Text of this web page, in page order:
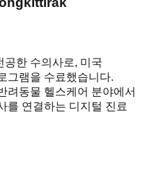
공한 수의사로, 미국
그램을 수료했습니다.
려동물 헬스케어 분야에서
를 연결하는 디지털 진료